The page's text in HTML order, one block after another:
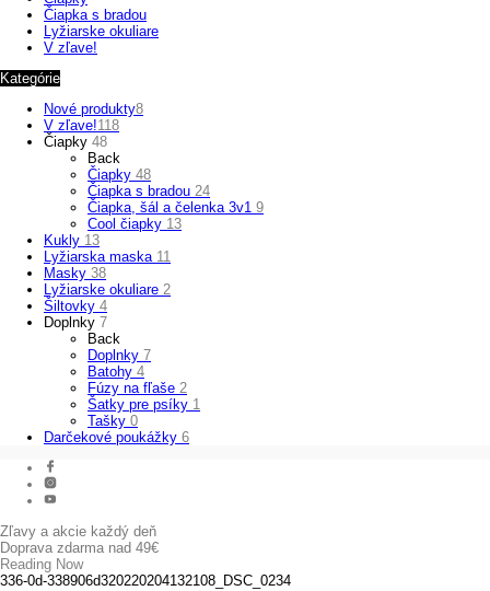
Čiapka s bradou
Lyžiarske okuliare
V zľave!
Kategórie
Nové produkty8
V zľave!118
Čiapky 48
Back
Čiapky 48
Čiapka s bradou 24
Čiapka, šál a čelenka 3v1 9
Cool čiapky 13
Kukly 13
Lyžiarska maska 11
Masky 38
Lyžiarske okuliare 2
Šiltovky 4
Doplnky 7
Back
Doplnky 7
Batohy 4
Fúzy na fľaše 2
Šatky pre psíky 1
Tašky 0
Darčekové poukážky 6
Zľavy a akcie každý deň
Doprava zdarma nad 49€
Reading Now
336-0d-338906d320220204132108_DSC_0234